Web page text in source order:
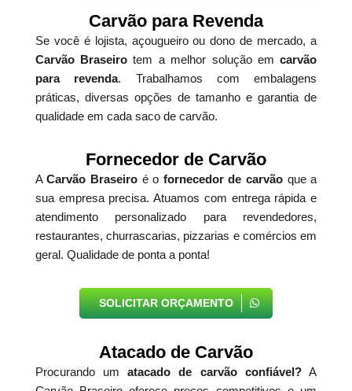
Carvão para Revenda
Se você é lojista, açougueiro ou dono de mercado, a
Carvão Braseiro tem a melhor solução emcarvão
para revenda. Trabalhamos com embalagens
práticas, diversas opções de tamanho e garantia de
qualidade em cada saco de carvão.
Fornecedor de Carvão
ACarvão Braseiro é o fornecedor de carvão que a
sua empresa precisa. Atuamos com entrega rápida e
atendimento personalizado para revendedores,
restaurantes, churrascarias, pizzarias e comércios em
geral. Qualidade de ponta a ponta!
SOLICITAR ORÇAMENTO
Atacado de Carvão
Procurando umatacado de carvão confiável?A